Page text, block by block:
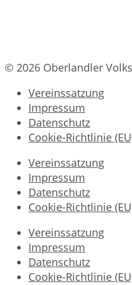
© 2026 Oberlandler
Vereinssatzung
Impressum
Datenschutz
Cookie-Richtlinie
Vereinssatzung
Impressum
Datenschutz
Cookie-Richtlinie
Vereinssatzung
Impressum
Datenschutz
Cookie-Richtlinie